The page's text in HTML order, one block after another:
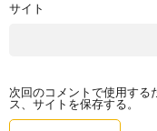
サイト
次回のコメントで使用する
ス、サイトを保存する。